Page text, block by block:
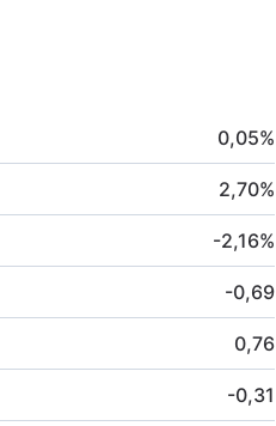
0,05%
2,70%
-2,16%
-0,69
0,76
-0,31